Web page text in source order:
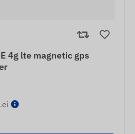
4g lte magnetic gps